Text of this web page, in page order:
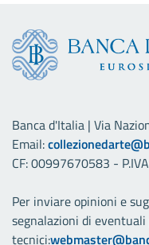
Banca d'Italia | Via
Email:
CF: 00997670583 -
Per inviare opinioni e
segnalazioni di
tecnici: